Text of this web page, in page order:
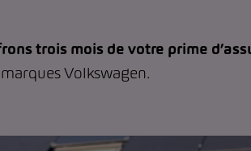
trois mois de votre prime
marques Volkswagen.